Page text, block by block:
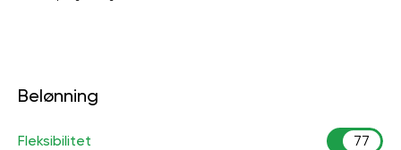
Belønning
Fleksibilitet 77